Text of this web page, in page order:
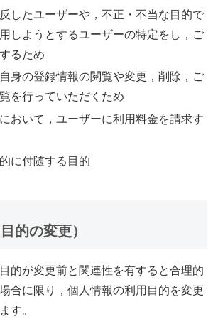
したユーザーや，不正・不当な目的で
しようとするユーザーの特定をし，ご
るため
身の登録情報の閲覧や変更，削除，ご
を行っていただくため
おいて，ユーザーに利用料金を請求す
に付随する目的
的の変更）
的が変更前と関連性を有すると合理的
合に限り，個人情報の利用目的を変更
す。